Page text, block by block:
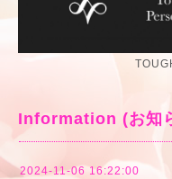
Information (お知
2024-11-06 16:22:00